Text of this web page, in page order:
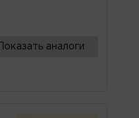
Показать аналоги